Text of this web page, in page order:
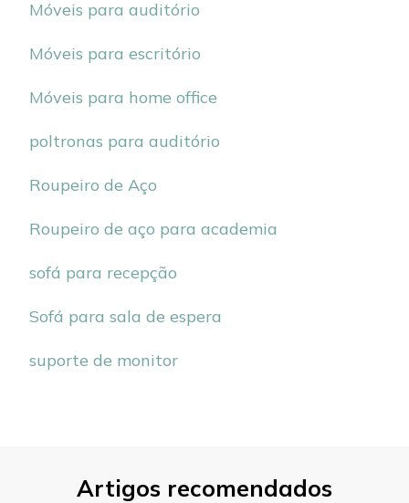
Móveis para auditório
Móveis para escritório
Móveis para home office
poltronas para auditório
Roupeiro de Aço
Roupeiro de aço para academia
sofá para recepção
Sofá para sala de espera
suporte de monitor
Artigos recomendados